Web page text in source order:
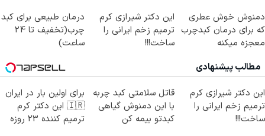
دمنوش خوش عطری
که برای درمان کبدچرب
معجزه میکنه
این دکتر شیرازی کرم
ترمیم زخم ایرانی را
ساخت!!!
درمان طبیعی برای کبد
چرب(تخفیف تا 24
ساعت)
مطالب پیشنهادی
این دکتر شیرازی کرم
ترمیم زخم ایرانی را
ساخت!!!
قاتل سلامتی کبد چربه
با این دمنوش گیاهی
کبدتو بیمه کن
برای اولین بار در ایران
🇮🇷 این دکتر کرم
ترمیم کننده 23 روزه